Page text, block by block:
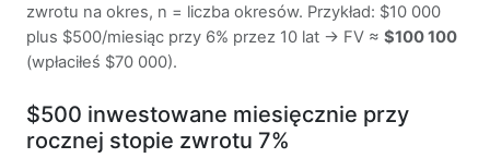
zwrotu na okres, n = liczba okresów. Przykład: $10 000
plus $500/miesiąc przy 6% przez 10 lat → FV ≈ $100 100
(wpłaciłeś $70 000).
$500 inwestowane miesięcznie przy
rocznej stopie zwrotu 7%